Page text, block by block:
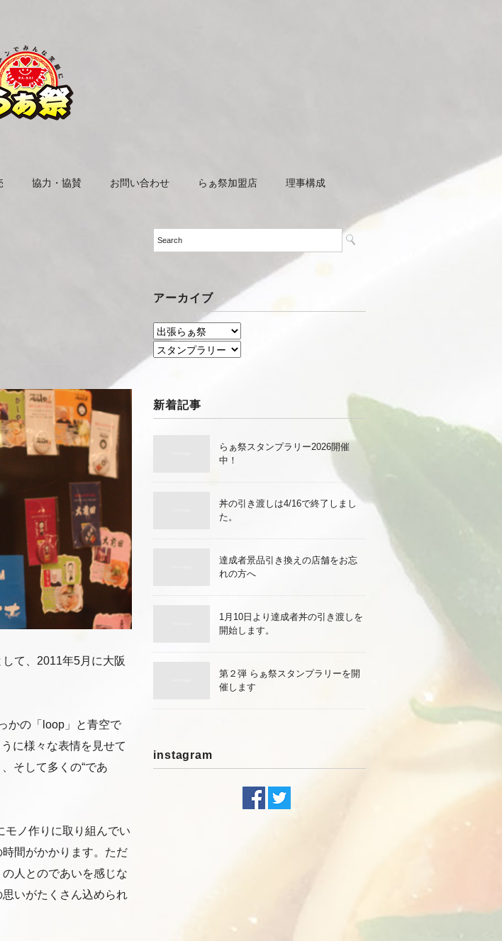
協力・協賛 お問い合わせ らぁ祭加盟店 理事構成
て、2011年5月に大阪
かの「loop」と青空で
に様々な表情を見せて
そして多くの“であ
モノ作りに取り組んでい
間がかかります。ただ
人とのであいを感じな
いがたくさん込められ
アーカイブ
新着記事
らぁ祭スタンプラリー2026開催
中！
丼の引き渡しは4/16で終了しまし
た。
達成者景品引き換えの店舗をお忘
れの方へ
1月10日より達成者丼の引き渡しを
開始します。
第２弾 らぁ祭スタンプラリーを開
催します
instagram